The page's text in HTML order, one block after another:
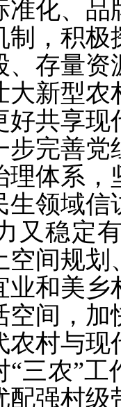
准化、
制，积
、存量
大新型
好共享
步完善
理体系
生领域
又稳定
空间规
业和美
空间，
农村与
三农”
配强村